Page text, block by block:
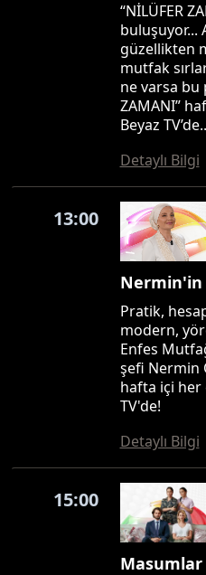
“NİLÜFER
buluşuyor...
güzellikten
mutfak
ne varsa bu
ZAMANI”
Beyaz TV’de..
Detaylı Bilgi
13:00
Nermin'in
Pratik,
modern,
Enfes
şefi Nermin
hafta içi her
TV'de!
Detaylı Bilgi
15:00
Masumlar